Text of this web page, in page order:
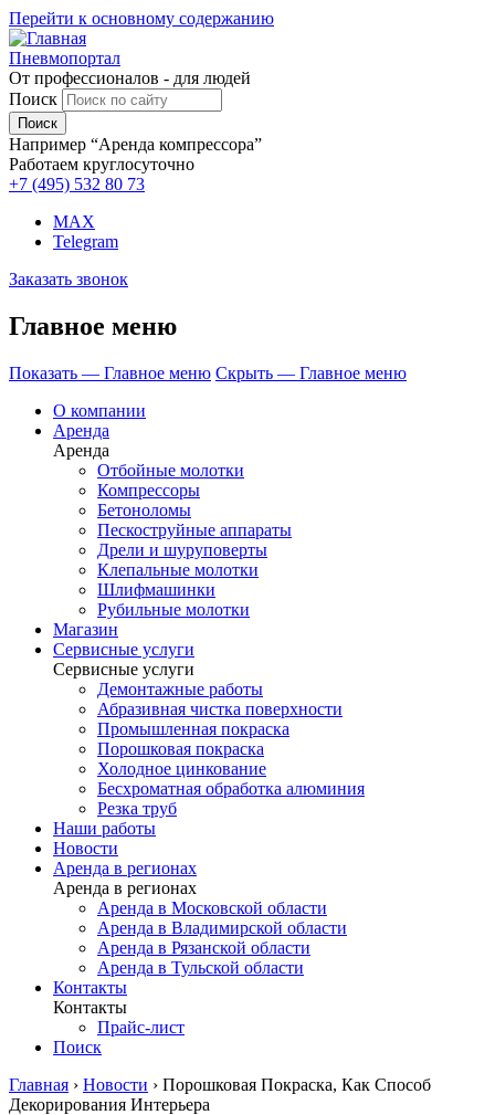
Перейти к основному содержанию
Пневмопортал
От профессионалов - для людей
Поиск
Например “Аренда компрессора”
Работаем круглосуточно
+7 (495) 532 80 73
MAX
Telegram
Заказать звонок
Главное меню
Показать — Главное меню Скрыть — Главное меню
О компании
Аренда
Аренда
Отбойные молотки
Компрессоры
Бетоноломы
Пескоструйные аппараты
Дрели и шуруповерты
Клепальные молотки
Шлифмашинки
Рубильные молотки
Магазин
Сервисные услуги
Сервисные услуги
Демонтажные работы
Абразивная чистка поверхности
Промышленная покраска
Порошковая покраска
Холодное цинкование
Бесхроматная обработка алюминия
Резка труб
Наши работы
Новости
Аренда в регионах
Аренда в регионах
Аренда в Московской области
Аренда в Владимирской области
Аренда в Рязанской области
Аренда в Тульской области
Контакты
Контакты
Прайс-лист
Поиск
Главная › Новости › Порошковая Покраска, Как Способ
Декорирования Интерьера